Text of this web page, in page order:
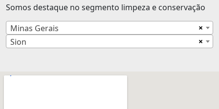
Somos destaque no segmento limpeza e conservação
×
Minas Gerais
×
Sion